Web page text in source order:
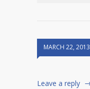
MARCH 22, 2013
Leave a reply